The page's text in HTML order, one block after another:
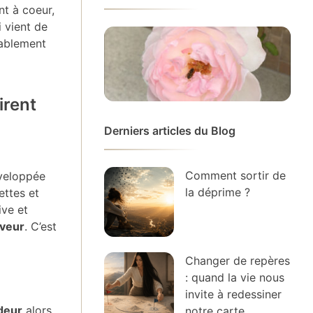
à coeur,
vient de
et
et
. C’est
alors
Derniers articles du Blog
Comment sortir de
la déprime ?
Changer de repères
: quand la vie nous
invite à redessiner